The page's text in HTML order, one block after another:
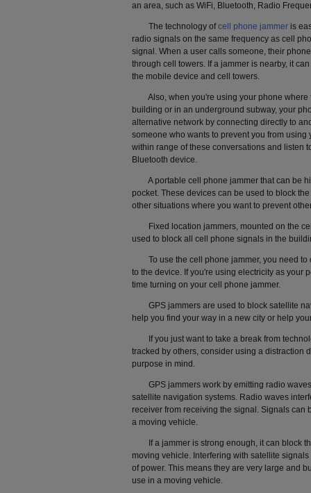
an area, such as WiFi, Bluetooth, Radio
The technology ofcell phone jammer is
radio signals on the same frequency as cell
signal. When a user calls someone, their
through cell towers. If a jammer is nearby, it
the mobile device and cell towers.
Also, when you're using your phone where
building or in an underground subway, your
alternative network by connecting directly to
someone who wants to prevent you from using
within range of these conversations and listen
Bluetooth device.
A portable cell phone jammer that can be
pocket. These devices can be used to block
other situations where you want to prevent
Fixed location jammers, mounted on the
used to block all cell phone signals in the
To use the cell phone jammer, you need to
to the device. If you're using electricity as your
time turning on your cell phone jammer.
GPS jammers are used to block satellite
help you find your way in a new city or help
If you just want to take a break from
tracked by others, consider using a distraction
purpose in mind.
GPS jammers work by emitting radio
satellite navigation systems. Radio waves
receiver from receiving the signal. Signals can
a moving vehicle.
If a jammer is strong enough, it can block
moving vehicle. Interfering with satellite
of power. This means they are very large and
use in a moving vehicle.